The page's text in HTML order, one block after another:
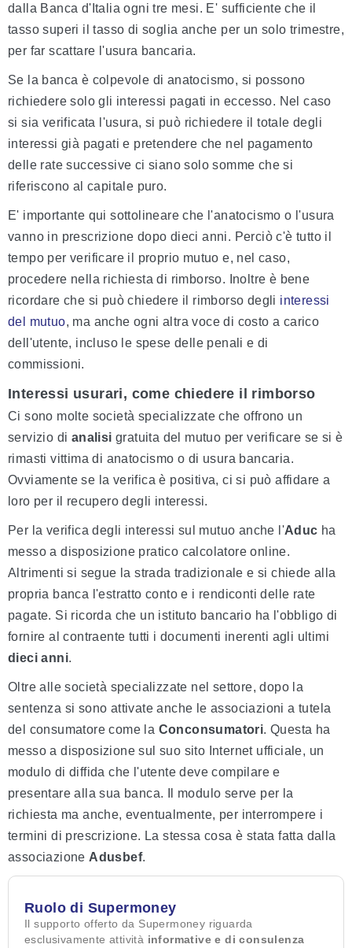
dalla Banca d'Italia ogni tre mesi. E' sufficiente che il
tasso superi il tasso di soglia anche per un solo trimestre,
per far scattare l'usura bancaria.
Se la banca è colpevole di anatocismo, si possono
richiedere solo gli interessi pagati in eccesso. Nel caso
si sia verificata l'usura, si può richiedere il totale degli
interessi già pagati e pretendere che nel pagamento
delle rate successive ci siano solo somme che si
riferiscono al capitale puro.
E' importante qui sottolineare che l'anatocismo o l'usura
vanno in prescrizione dopo dieci anni. Perciò c'è tutto il
tempo per verificare il proprio mutuo e, nel caso,
procedere nella richiesta di rimborso. Inoltre è bene
ricordare che si può chiedere il rimborso degli interessi
del mutuo, ma anche ogni altra voce di costo a carico
dell'utente, incluso le spese delle penali e di
commissioni.
Interessi usurari, come chiedere il rimborso
Ci sono molte società specializzate che offrono un
servizio di analisi gratuita del mutuo per verificare se si è
rimasti vittima di anatocismo o di usura bancaria.
Ovviamente se la verifica è positiva, ci si può affidare a
loro per il recupero degli interessi.
Per la verifica degli interessi sul mutuo anche l'Aduc ha
messo a disposizione pratico calcolatore online.
Altrimenti si segue la strada tradizionale e si chiede alla
propria banca l'estratto conto e i rendiconti delle rate
pagate. Si ricorda che un istituto bancario ha l'obbligo di
fornire al contraente tutti i documenti inerenti agli ultimi
dieci anni.
Oltre alle società specializzate nel settore, dopo la
sentenza si sono attivate anche le associazioni a tutela
del consumatore come la Conconsumatori. Questa ha
messo a disposizione sul suo sito Internet ufficiale, un
modulo di diffida che l'utente deve compilare e
presentare alla sua banca. Il modulo serve per la
richiesta ma anche, eventualmente, per interrompere i
termini di prescrizione. La stessa cosa è stata fatta dalla
associazione Adusbef.
Ruolo di Supermoney
Il supporto offerto da Supermoney riguarda
esclusivamente attività informative e di consulenza